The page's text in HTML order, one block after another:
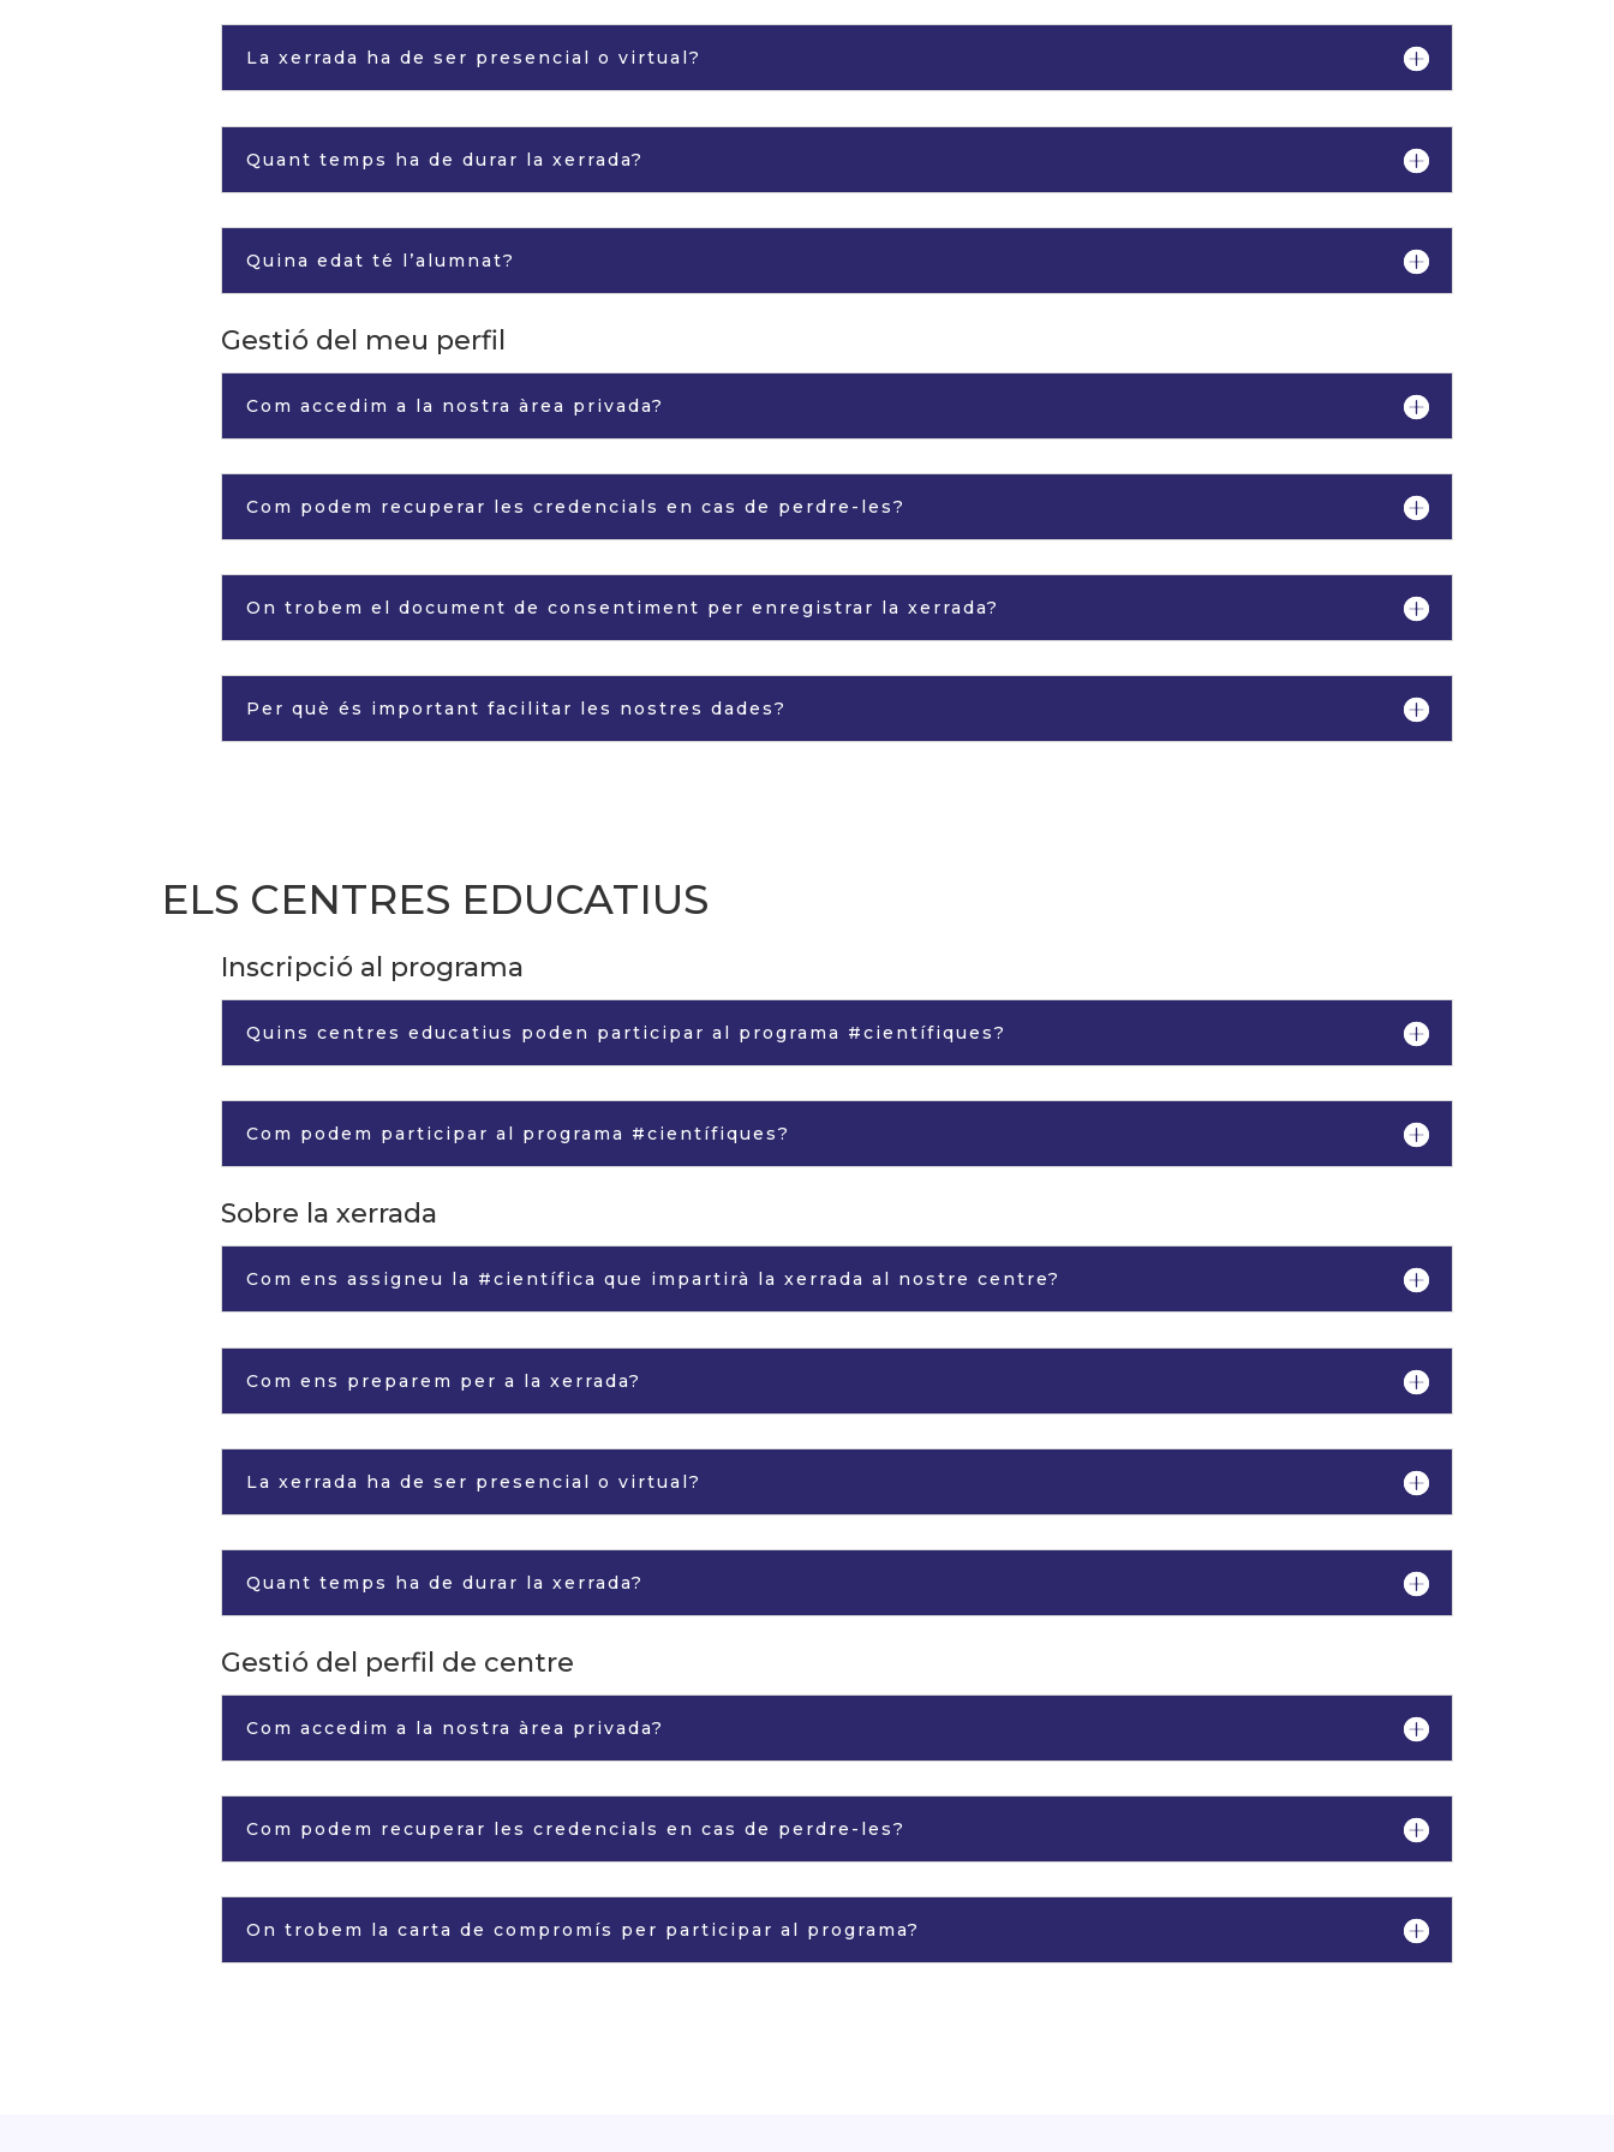
La xerrada ha de ser presencial o virtual?
Quant temps ha de durar la xerrada?
Quina edat té l’alumnat?
Gestió del meu perfil
Com accedim a la nostra àrea privada?
Com podem recuperar les credencials en cas de perdre-les?
On trobem el document de consentiment per enregistrar la xerrada?
Per què és important facilitar les nostres dades?
ELS CENTRES EDUCATIUS
Inscripció al programa
Quins centres educatius poden participar al programa #científiques?
Com podem participar al programa #científiques?
Sobre la xerrada
Com ens assigneu la #científica que impartirà la xerrada al nostre centre?
Com ens preparem per a la xerrada?
La xerrada ha de ser presencial o virtual?
Quant temps ha de durar la xerrada?
Gestió del perfil de centre
Com accedim a la nostra àrea privada?
Com podem recuperar les credencials en cas de perdre-les?
On trobem la carta de compromís per participar al programa?